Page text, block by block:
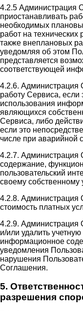
4.2.5 Администрация
приостанавливать
необходимых
работ на
также внеплановых
уведомляя об этом
представляется
соответствующей
4.2.6. Администрация
работу Сервиса,
использования
являющихся
Сервиса, либо
если это
числе при аварийной
4.2.7. Администрация
содержание,
пользовательский
своему собственному
4.2.8. Администрация
стоимость платных
4.2.9. Администрация
и/или удалить
информационное
уведомления
нарушения
Соглашения.
5.
разрешения